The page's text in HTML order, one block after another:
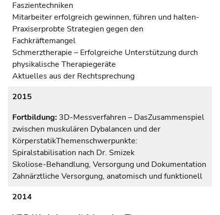
Faszientechniken
Mitarbeiter erfolgreich gewinnen, führen und halten-
Praxiserprobte Strategien gegen den
Fachkräftemangel
Schmerztherapie – Erfolgreiche Unterstützung durch
physikalische Therapiegeräte
Aktuelles aus der Rechtsprechung
2015
Fortbildung: 3D-Messverfahren – DasZusammenspiel
zwischen muskulären Dybalancen und der
KörperstatikThemenschwerpunkte:
Spiralstabilisation nach Dr. Smizek
Skoliose-Behandlung, Versorgung und Dokumentation
Zahnärztliche Versorgung, anatomisch und funktionell
2014